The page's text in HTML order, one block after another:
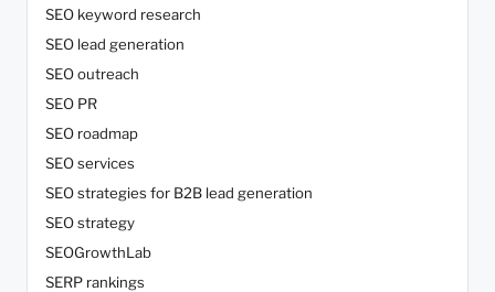
SEO keyword research
SEO lead generation
SEO outreach
SEO PR
SEO roadmap
SEO services
SEO strategies for B2B lead generation
SEO strategy
SEOGrowthLab
SERP rankings